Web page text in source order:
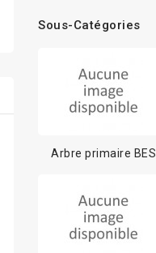
Sous-Catégories
Arbre primaire BES